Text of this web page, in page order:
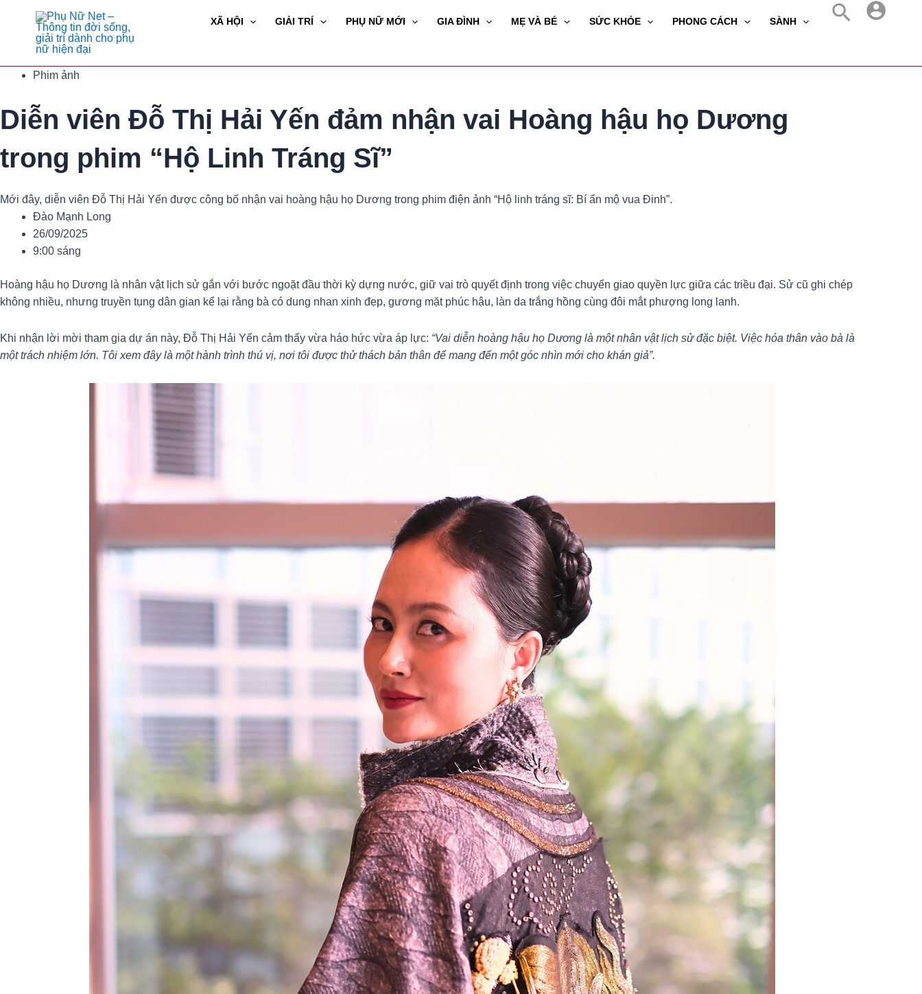
XÃ HỘI GIẢI TRÍ PHỤ NỮ MỚI GIA ĐÌNH MẸ VÀ BÉ SỨC KHỎE PHONG CÁCH SÀNH
Phim ảnh
Diễn viên Đỗ Thị Hải Yến đảm nhận vai Hoàng hậu họ Dương
trong phim “Hộ Linh Tráng Sĩ”
Mới đây, diễn viên Đỗ Thị Hải Yến được công bố nhận vai hoàng hậu họ Dương trong phim điện ảnh “Hộ linh tráng sĩ: Bí ẩn mộ vua Đinh”.
Đào Mạnh Long
26/09/2025
9:00 sáng
Hoàng hậu họ Dương là nhân vật lịch sử gắn với bước ngoặt đầu thời kỳ dựng nước, giữ vai trò quyết định trong việc chuyển giao quyền lực giữa các triều đại. Sử cũ ghi chép
không nhiều, nhưng truyền tụng dân gian kể lại rằng bà có dung nhan xinh đẹp, gương mặt phúc hậu, làn da trắng hồng cùng đôi mắt phượng long lanh.
Khi nhận lời mời tham gia dự án này, Đỗ Thị Hải Yến cảm thấy vừa háo hức vừa áp lực: “Vai diễn hoàng hậu họ Dương là một nhân vật lịch sử đặc biệt. Việc hóa thân vào bà là
một trách nhiệm lớn. Tôi xem đây là một hành trình thú vị, nơi tôi được thử thách bản thân để mang đến một góc nhìn mới cho khán giả”.